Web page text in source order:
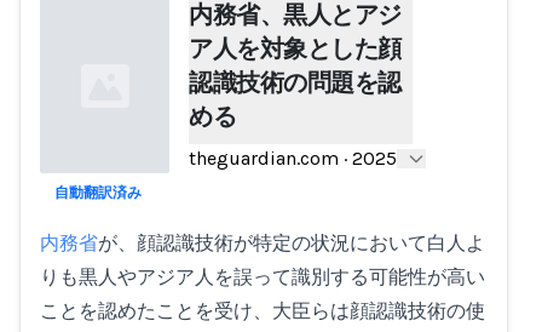
内務省、黒人とアジ
ア人を対象とした顔
認識技術の問題を認
める
theguardian.com · 2025
自動翻訳済み
内務省が、顔認識技術が特定の状況において白人よ
りも黒人やアジア人を誤って識別する可能性が高い
ことを認めたことを受け、大臣らは顔認識技術の使